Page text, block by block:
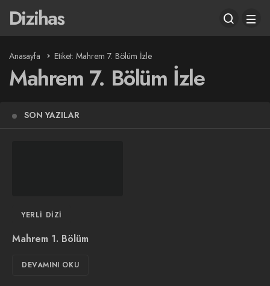
Dizihas
Anasayfa Etiket: Mahrem 7. Bölüm İzle
Mahrem 7. Bölüm İzle
SON YAZILAR
YERLI DIZI
Mahrem 1. Bölüm
DEVAMINI OKU